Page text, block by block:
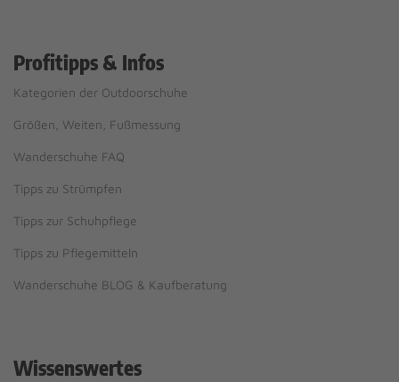
Profitipps & Infos
Kategorien der Outdoorschuhe
Größen, Weiten, Fußmessung
Wanderschuhe FAQ
Tipps zu Strümpfen
Tipps zur Schuhpflege
Tipps zu Pflegemitteln
Wanderschuhe BLOG & Kaufberatung
Wissenswertes